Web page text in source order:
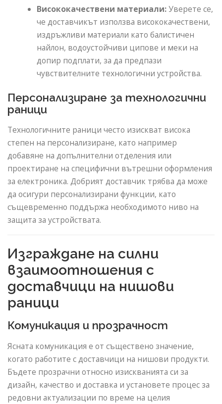
Висококачествени материали:Уверете се,
че доставчикът използва висококачествени,
издръжливи материали като балистичен
найлон, водоустойчиви ципове и меки на
допир подплати, за да предпази
чувствителните технологични устройства.
Персонализиране за технологични
раници
Технологичните раници често изискват висока
степен на персонализиране, като например
добавяне на допълнителни отделения или
проектиране на специфични вътрешни оформления
за електроника. Добрият доставчик трябва да може
да осигури персонализирани функции, като
същевременно поддържа необходимото ниво на
защита за устройствата.
Изграждане на силни
взаимоотношения с
доставчици на нишови
раници
Комуникация и прозрачност
Ясната комуникация е от съществено значение,
когато работите с доставчици на нишови продукти.
Бъдете прозрачни относно изискванията си за
дизайн, качество и доставка и установете процес за
редовни актуализации по време на целия